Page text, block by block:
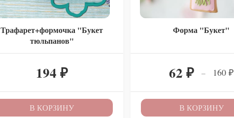
Трафарет+формочка "Букет
тюльпанов"
194 ₽
В КОРЗИНУ
Форма "Букет"
62₽ – 160₽
В КОРЗИНУ